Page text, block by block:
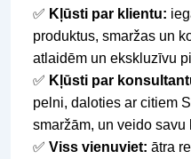
✅ Kļūsti par klientu:
produktus, smaržas un
atlaidēm un ekskluzīvu
✅ Kļūsti par
pelni, daloties ar citiem
smaržām, un veido savu
✅ Viss vienuviet: ātra